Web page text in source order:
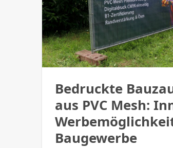
Bedruckte
aus PVC Mesh:
Baugewerbe